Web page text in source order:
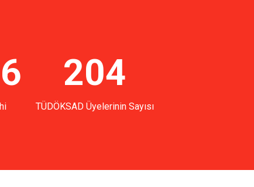
204
TÜDÖKSAD Üyelerinin Sayısı